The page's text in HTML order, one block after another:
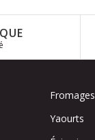
Fromages
Yaourts